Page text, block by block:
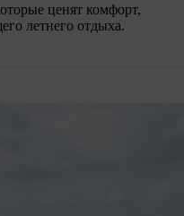
ценят комфорт,
летнего отдыха.